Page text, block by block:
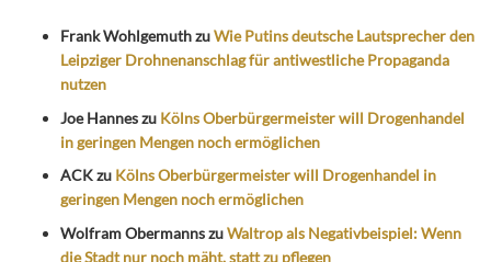
Frank WohlgemuthzuWie Putins deutsche Lautsprecher den
Leipziger Drohnenanschlag für antiwestliche Propaganda
nutzen
Joe Hanneszu Kölns Oberbürgermeister will Drogenhandel
in geringen Mengen noch ermöglichen
ACKzu Kölns Oberbürgermeister will Drogenhandel in
geringen Mengen noch ermöglichen
Wolfram ObermannszuWaltrop als Negativbeispiel: Wenn
die Stadt nur noch mäht, statt zu pflegen